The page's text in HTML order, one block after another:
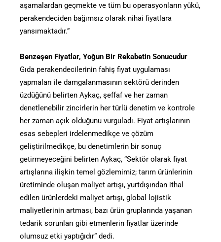
aşamalardan geçmekte ve tüm bu operasyonların yükü,
perakendeciden bağımsız olarak nihai fiyatlara
yansımaktadır.”
Benzeşen Fiyatlar, Yoğun Bir Rekabetin Sonucudur
Gıda perakendecilerinin fahiş fiyat uygulaması
yapmaları ile damgalanmasının sektörü derinden
üzdüğünü belirten Aykaç, şeffaf ve her zaman
denetlenebilir zincirlerin her türlü denetim ve kontrole
her zaman açık olduğunu vurguladı. Fiyat artışlarının
esas sebepleri irdelenmedikçe ve çözüm
geliştirilmedikçe, bu denetimlerin bir sonuç
getirmeyeceğini belirten Aykaç, “Sektör olarak fiyat
artışlarına ilişkin temel gözlemimiz; tarım ürünlerinin
üretiminde oluşan maliyet artışı, yurtdışından ithal
edilen ürünlerdeki maliyet artışı, global lojistik
maliyetlerinin artması, bazı ürün gruplarında yaşanan
tedarik sorunları gibi etmenlerin fiyatlar üzerinde
olumsuz etki yaptığıdır” dedi.